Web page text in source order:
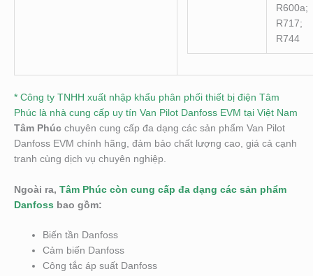
R600a;
R717;
R744
* Công ty TNHH xuất nhập khẩu phân phối thiết bị điện Tâm
Phúc là nhà cung cấp uy tín Van Pilot Danfoss EVM tại Việt Nam
Tâm Phúc chuyên cung cấp đa dạng các sản phẩm Van Pilot
Danfoss EVM chính hãng, đảm bảo chất lượng cao, giá cả cạnh
tranh cùng dịch vụ chuyên nghiệp.
Ngoài ra, Tâm Phúc còn cung cấp đa dạng các sản phẩm
Danfoss bao gồm:
Biến tần Danfoss
Cảm biến Danfoss
Công tắc áp suất Danfoss